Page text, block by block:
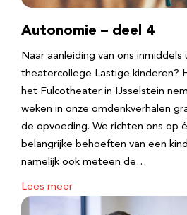
Autonomie – deel 4
Naar aanleiding van ons inmiddels
theatercollege Lastige kinderen?
het Fulcotheater in IJsselstein
weken in onze omdenkverhalen
de opvoeding. We richten ons op
belangrijke behoeften van een
namelijk ook meteen de…
Lees meer